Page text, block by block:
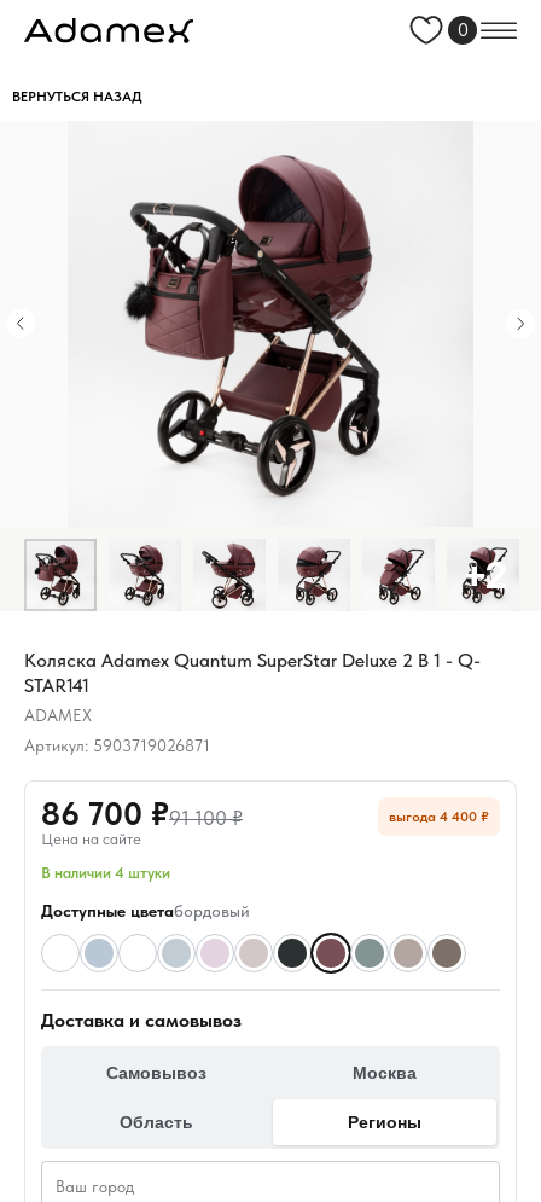
0
ВЕРНУТЬСЯ НАЗАД
Коляска Adamex Quantum SuperStar Deluxe 2 В 1 - Q-
STAR141
ADAMEX
Артикул: 5903719026871
86 700 ₽91 100 ₽
Цена на сайте
выгода 4 400 ₽
В наличии 4 штуки
Доступные цветабордовый
Доставка и самовывоз
Самовывоз Москва
Область Регионы